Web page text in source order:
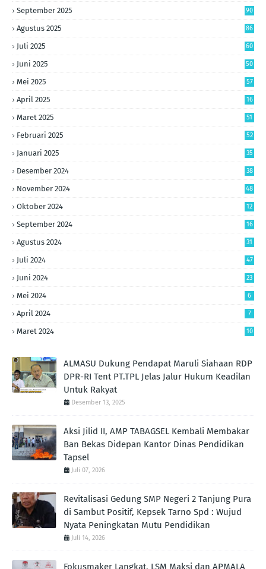
September 2025 90
Agustus 2025 86
Juli 2025 60
Juni 2025 50
Mei 2025 57
April 2025 16
Maret 2025 51
Februari 2025 52
Januari 2025 35
Desember 2024 38
November 2024 48
Oktober 2024 12
September 2024 16
Agustus 2024 31
Juli 2024 47
Juni 2024 23
Mei 2024 6
April 2024 7
Maret 2024 10
ALMASU Dukung Pendapat Maruli Siahaan RDP
DPR-RI Tent PT.TPL Jelas Jalur Hukum Keadilan
Untuk Rakyat
Desember 13, 2025
Aksi Jilid II, AMP TABAGSEL Kembali Membakar
Ban Bekas Didepan Kantor Dinas Pendidikan
Tapsel
Juli 07, 2026
Revitalisasi Gedung SMP Negeri 2 Tanjung Pura
di Sambut Positif, Kepsek Tarno Spd : Wujud
Nyata Peningkatan Mutu Pendidikan
Juli 14, 2026
Fokusmaker Langkat, LSM Maksi dan APMALA